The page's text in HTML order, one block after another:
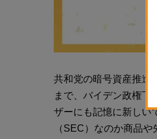
共和党の暗号資産推進
まで、バイデン政権下
ザーにも記憶に新しい
（SEC）なのか商品